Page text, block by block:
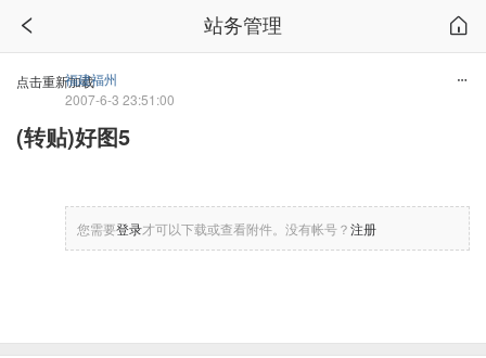
站务管理
点击重新加载
福建福州
2007-6-3 23:51:00
(转贴)好图5
您需要登录才可以下载或查看附件。没有帐号？注册